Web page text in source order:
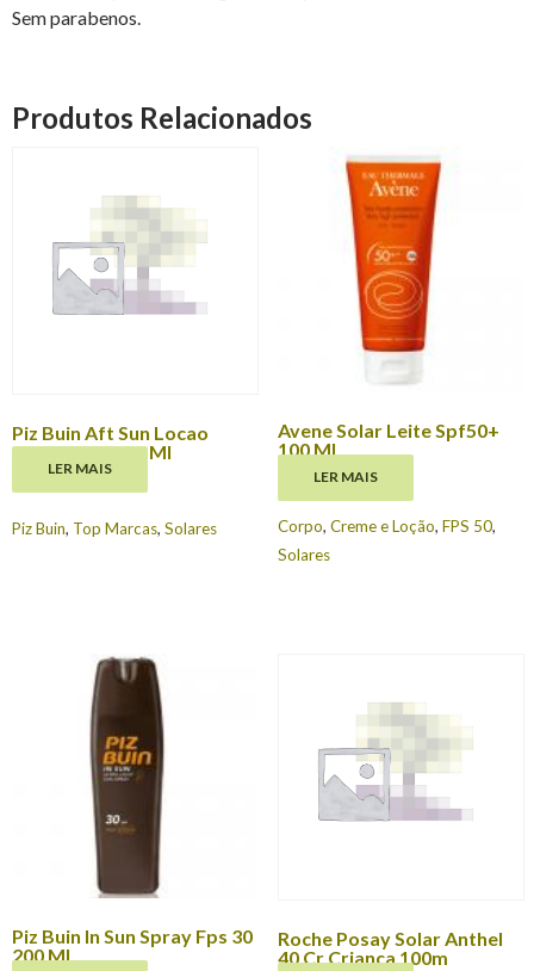
Sem parabenos.
Produtos Relacionados
Piz Buin Aft Sun Locao
Suavizante 200 Ml
LER MAIS
Piz Buin, Top Marcas, Solares
Avene Solar Leite Spf50+
100 Ml
19.65LER MAIS
Corpo, Creme e Loção, FPS 50,
Solares
Piz Buin In Sun Spray Fps 30
200 Ml
Roche Posay Solar Anthel
40 Cr Crianca 100m